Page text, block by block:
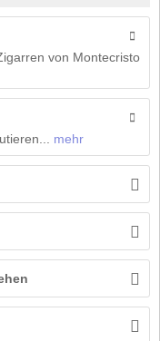
von Montecristo
mehr